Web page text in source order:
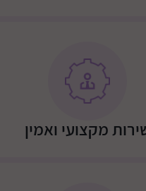
לעיר. ישבי הבשור, עד רעים ואורים
משאש, כביש 31 עד כסיפה. ישובי הבשור עד
מקצועי ואמין